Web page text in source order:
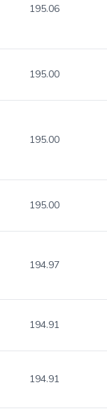
195.06
195.00
195.00
195.00
194.97
194.91
194.91